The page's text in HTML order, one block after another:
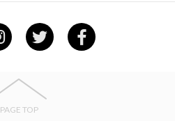
PAGE TOP